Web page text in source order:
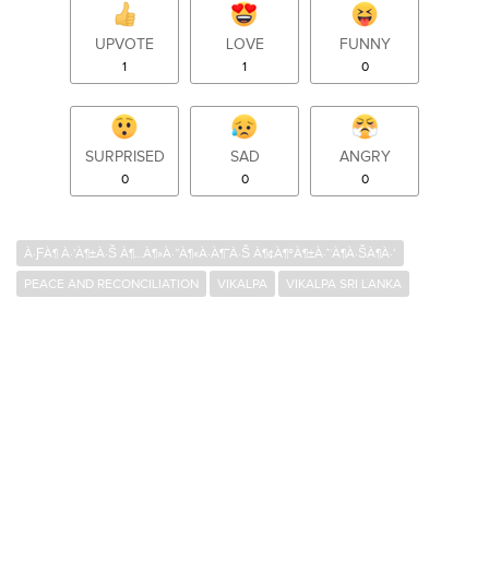
UPVOTE
1
LOVE
1
FUNNY
0
SURPRISED
0
SAD
0
ANGRY
0
À·ƑÀ¶ À·’À¶±À·Š À¶…À¶»À·”À¶«À·À¶¯À·Š À¶¢À¶ºÀ¶±À·™À¶­À·ŠÀ¶­À·’
PEACE AND RECONCILIATION
VIKALPA VIKALPA SRI LANKA